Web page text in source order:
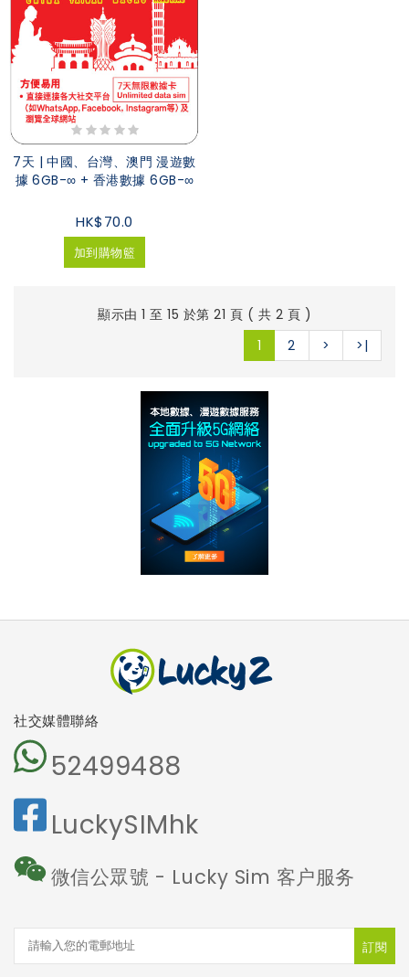
7天 | 中國、台灣、澳門 漫遊數
據 6GB-∞ + 香港數據 6GB-∞
HK$70.0
加到購物籃
顯示由 1 至 15 於第 21 頁 ( 共 2 頁 )
1
2 > >|
社交媒體聯絡
52499488
LuckySIMhk
微信公眾號 - Lucky Sim 客户服务
訂閱